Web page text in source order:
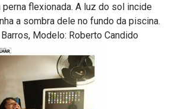
flexionada. A luz do sol incide
a sombra dele no fundo da piscina.
Modelo: Roberto Candido